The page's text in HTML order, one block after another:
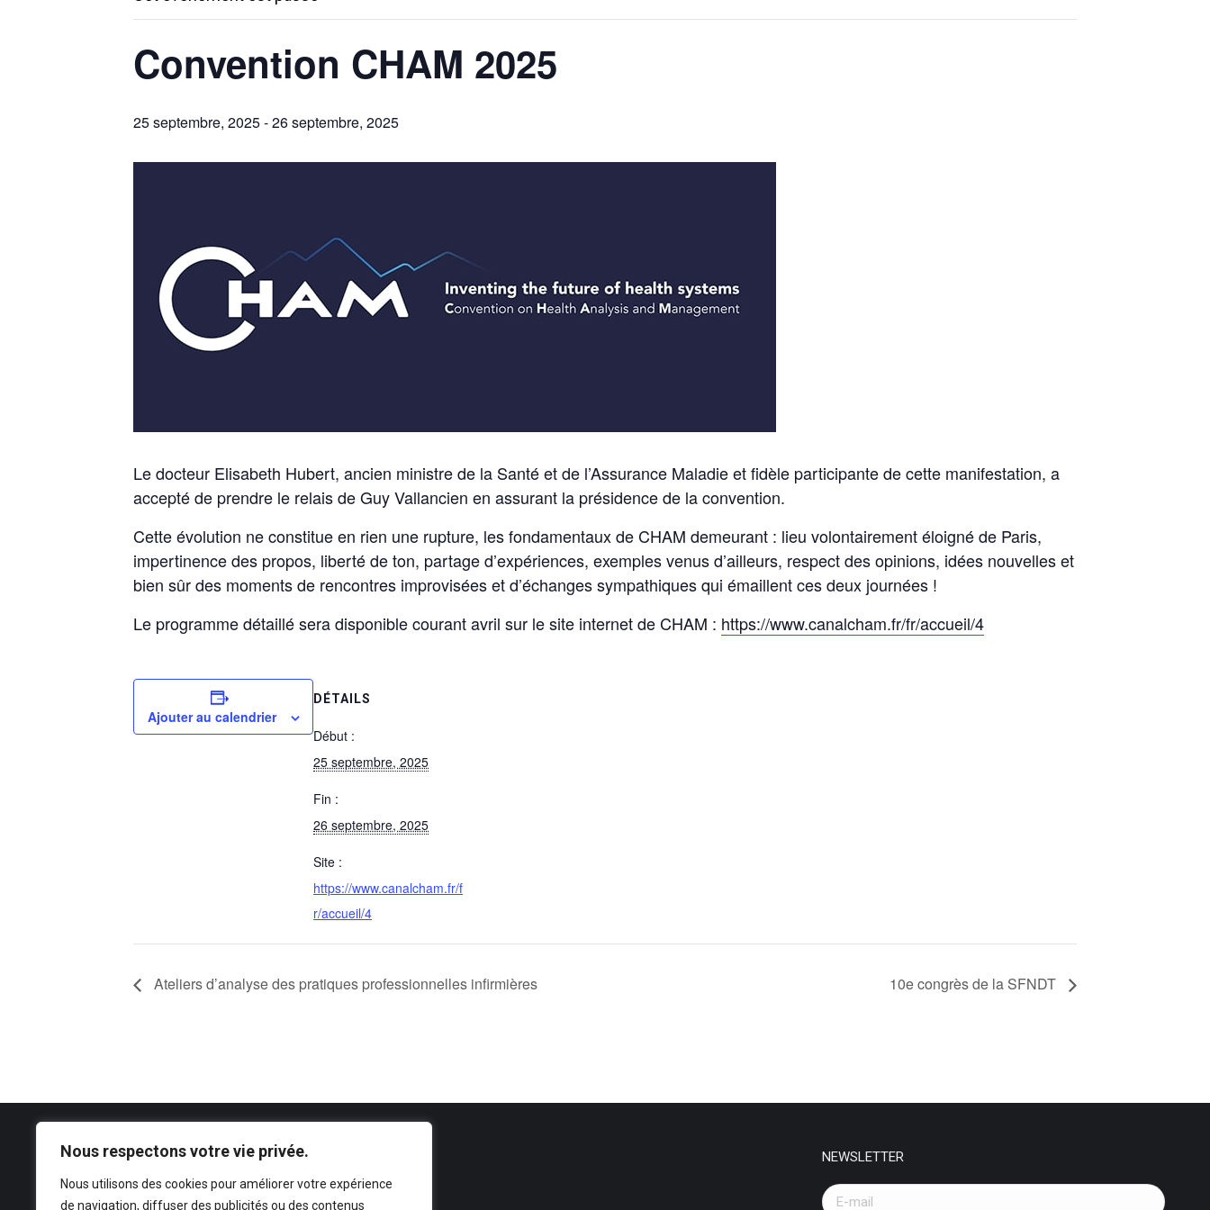
Nous respectons votre vie privée.
Nous utilisons des cookies pour améliorer votre expérience
de navigation, diffuser des publicités ou des contenus
Convention CHAM 2025
25 septembre, 2025-26 septembre, 2025
Le docteur Elisabeth Hubert, ancien ministre de la Santé et de l’Assurance Maladie et fidèle participante de cette manifestation, a
accepté de prendre le relais de Guy Vallancien en assurant la présidence de la convention.
Cette évolution ne constitue en rien une rupture, les fondamentaux de CHAM demeurant : lieu volontairement éloigné de Paris,
impertinence des propos, liberté de ton, partage d’expériences, exemples venus d’ailleurs, respect des opinions, idées nouvelles et
bien sûr des moments de rencontres improvisées et d’échanges sympathiques qui émaillent ces deux journées !
Le programme détaillé sera disponible courant avril sur le site internet de CHAM : https://www.canalcham.fr/fr/accueil/4
Ajouter au calendrier
DÉTAILS
Début :
25 septembre, 2025
Fin :
26 septembre, 2025
Site :
https://www.canalcham.fr/f
r/accueil/4
Ateliers d’analyse des pratiques professionnelles infirmières 10e congrès de la SFNDT
CONTACT
ANFIPA
NEWSLETTER